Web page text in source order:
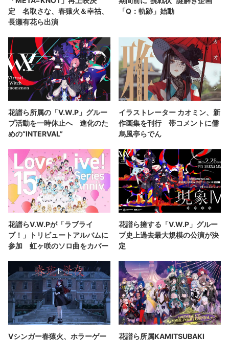
定 名取さな、春猿火＆幸祜、
長瀬有花ら出演
「Q：軌跡」始動
花譜ら所属の「V.W.P」グルー
プ活動を一時休止へ 進化のた
めの“INTERVAL”
イラストレーター カオミン、新
作画集を刊行 帯コメントに儒
烏風亭らでん
花譜らV.W.Pが「ラブライ
ブ！」トリビュートアルバムに
参加 虹ヶ咲のソロ曲をカバー
花譜ら擁する「V.W.P」グルー
プ史上過去最大規模の公演が決
定
Vシンガー春猿火、ホラーゲー
花譜ら所属KAMITSUBAKI